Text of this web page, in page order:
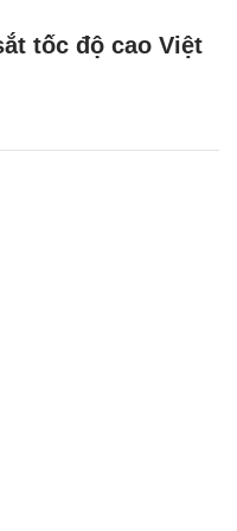
tốc độ cao Việt